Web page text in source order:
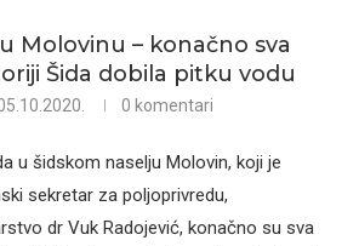
Molovinu – konačno sva
Šida dobila pitku vodu
0 komentari
u šidskom naselju Molovin, koji je
sekretar za poljoprivredu,
dr Vuk Radojević, konačno su sva